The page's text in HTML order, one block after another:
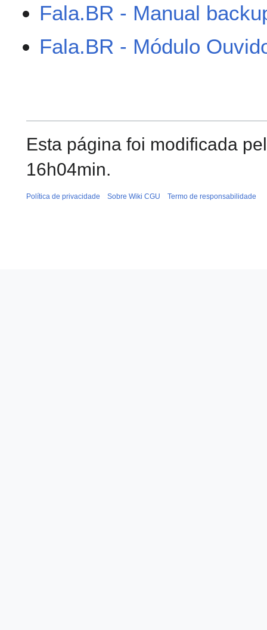
Fala.BR - Manual
Fala.BR - Módulo
Esta página foi modificada
16h04min.
Política de privacidade Sobre Wiki CGU Termo de responsabilidade